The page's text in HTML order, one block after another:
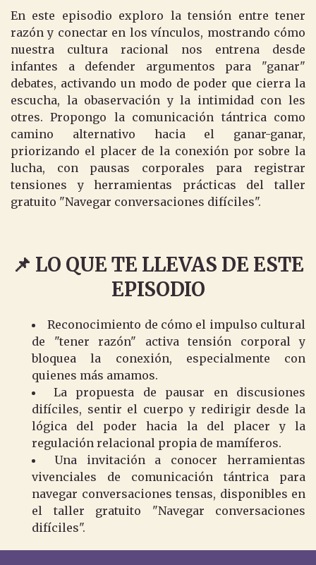
En este episodio exploro la tensión entre tener
razón y conectar en los vínculos, mostrando cómo
nuestra cultura racional nos entrena desde
infantes a defender argumentos para "ganar"
debates, activando un modo de poder que cierra la
escucha, la obaservación y la intimidad con les
otres. Propongo la comunicación tántrica como
camino alternativo hacia el ganar-ganar,
priorizando el placer de la conexión por sobre la
lucha, con pausas corporales para registrar
tensiones y herramientas prácticas del taller
gratuito "Navegar conversaciones difíciles".
📌 LO QUE TE LLEVAS DE ESTE
EPISODIO
Reconocimiento de cómo el impulso cultural
de "tener razón" activa tensión corporal y
bloquea la conexión, especialmente con
quienes más amamos.
La propuesta de pausar en discusiones
difíciles, sentir el cuerpo y redirigir desde la
lógica del poder hacia la del placer y la
regulación relacional propia de mamíferos.
Una invitación a conocer herramientas
vivenciales de comunicación tántrica para
navegar conversaciones tensas, disponibles en
el taller gratuito "Navegar conversaciones
difíciles".